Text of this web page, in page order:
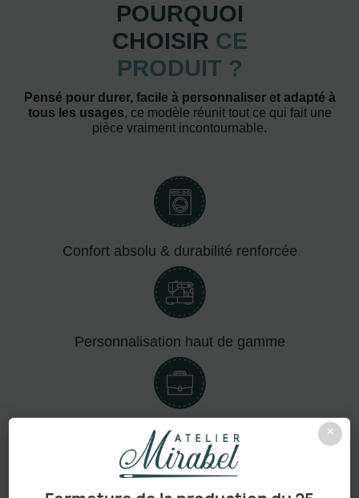
×
POURQUOI
CHOISIR CE
PRODUIT ?
Pensé pour durer, facile à personnaliser et adapté à
tous les usages, ce modèle réunit tout ce qui fait une
pièce vraiment incontournable.
Confort absolu & durabilité renforcée
Personnalisation haut de gamme
Adapté aux pros comme aux particuliers